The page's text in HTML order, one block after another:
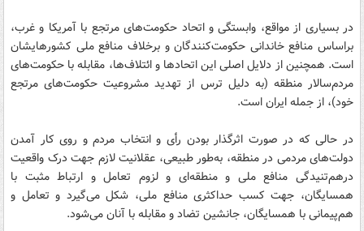
در بسیاری از مواقع، وابستگی و اتحاد حکومت‌های مرتجع با آمریکا و غرب،
براساس منافع خاندانی حکومت‌کنندگان و برخلاف منافع ملی کشورهایشان
است. همچنین از دلایل اصلی این اتحادها و ائتلاف‌ها، مقابله با حکومت‌های
مردم‌سالار منطقه (به دلیل ترس از تهدید مشروعیت حکومت‌های مرتجع
خود)، از جمله ایران است.
در حالی که در صورت اثرگذار بودن رأی و انتخاب مردم و روی کار آمدن
دولت‌های مردمی در منطقه، به‌طور طبیعی، عقلانیت لازم جهت درک واقعیت
درهم‌تنیدگی منافع ملی و منطقه‌ای و لزوم تعامل و ارتباط مثبت با
همسایگان، جهت کسب حداکثری منافع ملی، شکل می‌گیرد و تعامل و
هم‌پیمانی با همسایگان، جانشین تضاد و مقابله با آنان می‌شود.